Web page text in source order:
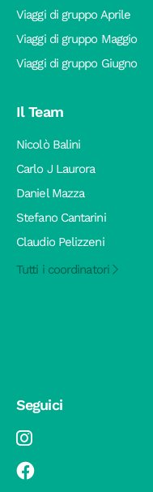
Viaggi di gruppo Aprile
Viaggi di gruppo Maggio
Viaggi di gruppo Giugno
Il Team
Nicolò Balini
Carlo J Laurora
Daniel Mazza
Stefano Cantarini
Claudio Pelizzeni
Tutti i coordinatori
Seguici